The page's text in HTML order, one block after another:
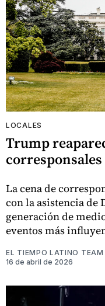
LOCALES
Trump
La cena de
con la asistencia de
generación de
eventos más
EL TIEMPO LATINO TEAM
16 de abril de 2026